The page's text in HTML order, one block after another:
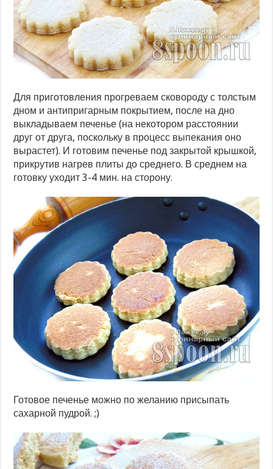
Для приготовления прогреваем сковороду с толстым
дном и антипригарным покрытием, после на дно
выкладываем печенье (на некотором расстоянии
друг от друга, поскольку в процесс выпекания оно
вырастет). И готовим печенье под закрытой крышкой,
прикрутив нагрев плиты до среднего. В среднем на
готовку уходит 3-4 мин. на сторону.
Готовое печенье можно по желанию присыпать
сахарной пудрой. ;)